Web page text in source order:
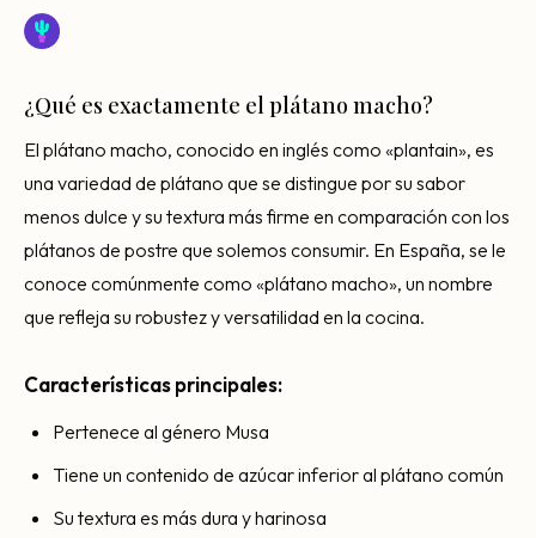
¿Qué es exactamente el plátano macho?
El plátano macho, conocido en inglés como «plantain», es
una variedad de plátano que se distingue por su sabor
menos dulce y su textura más firme en comparación con los
plátanos de postre que solemos consumir. En España, se le
conoce comúnmente como «plátano macho», un nombre
que refleja su robustez y versatilidad en la cocina.
Características principales:
Pertenece al género Musa
Tiene un contenido de azúcar inferior al plátano común
Su textura es más dura y harinosa